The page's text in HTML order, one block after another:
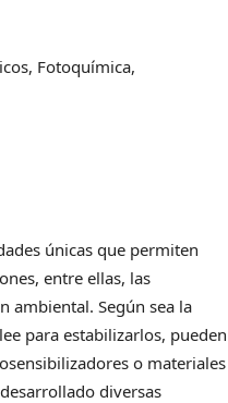
Fotoquímica,
únicas que permiten
entre ellas, las
ambiental. Según sea la
para estabilizarlos, pueden
o materiales
diversas